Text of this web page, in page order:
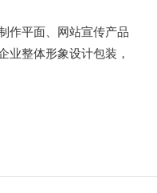
作平面、网站宣传产品
业整体形象设计包装，